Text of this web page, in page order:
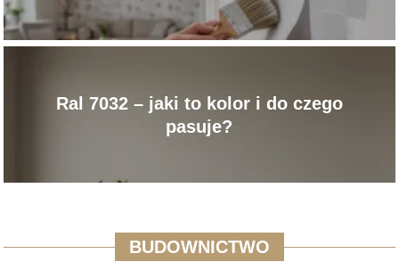
Ral 7032 – jaki to kolor i do czego
pasuje?
BUDOWNICTWO